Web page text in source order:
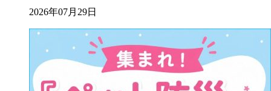
2026年07月29日